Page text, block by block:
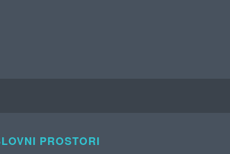
PROSTORI